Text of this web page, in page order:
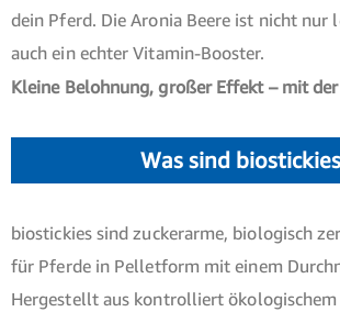
dein Pferd. Die Aronia Beere ist nicht nur
auch ein echter Vitamin-Booster.
Kleine Belohnung, großer Effekt – mit
Was sind
biostickies sind zuckerarme, biologisch
für Pferde in Pelletform mit einem
Hergestellt aus kontrolliert ökologischem